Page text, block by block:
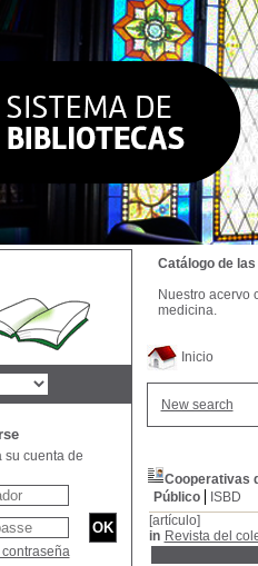
Inicio
New search
Cooperativas
Público
ISBD
[artículo]
in Revista del
Catálogo de
Nuestro acervo
medicina.
su cuenta de